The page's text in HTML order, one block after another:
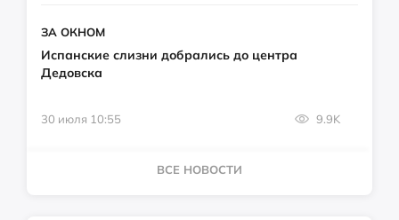
ЗА ОКНОМ
Испанские слизни добрались до центра
Дедовска
30 июля 10:55 9.9K
ВСЕ НОВОСТИ